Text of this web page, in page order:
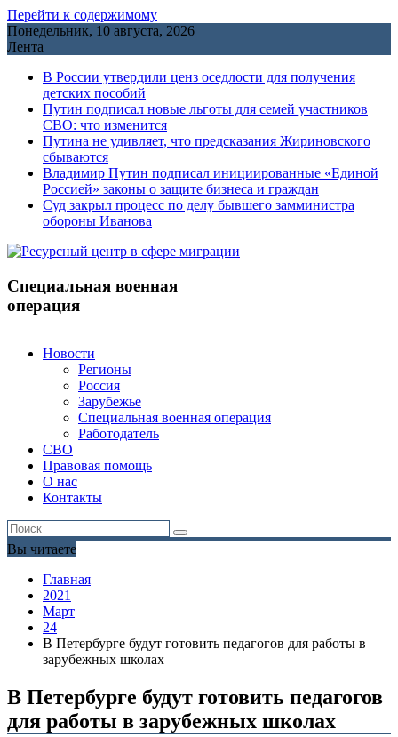
Перейти к содержимому
Понедельник, 10 августа, 2026
Лента
В России утвердили ценз оседлости для получения
детских пособий
Путин подписал новые льготы для семей участников
СВО: что изменится
Путина не удивляет, что предсказания Жириновского
сбываются
Владимир Путин подписал инициированные «Единой
Россией» законы о защите бизнеса и граждан
Cуд закрыл процесс по делу бывшего замминистра
обороны Иванова
Специальная военная
операция
Новости
Регионы
Россия
Зарубежье
Специальная военная операция
Работодатель
СВО
Правовая помощь
О нас
Контакты
Вы читаете
Главная
2021
Март
24
В Петербурге будут готовить педагогов для работы в
зарубежных школах
В Петербурге будут готовить педагогов
для работы в зарубежных школах